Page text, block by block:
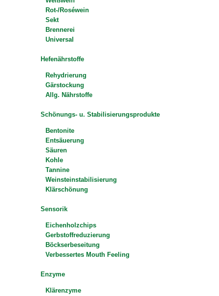
Rot-/Roséwein
Sekt
Brennerei
Universal
Hefenährstoffe
Rehydrierung
Gärstockung
Allg. Nährstoffe
Schönungs- u. Stabilisierungsprodukte
Bentonite
Entsäuerung
Säuren
Kohle
Tannine
Weinsteinstabilisierung
Klärschönung
Sensorik
Eichenholzchips
Gerbstoffreduzierung
Böckserbeseitung
Verbessertes Mouth Feeling
Enzyme
Klärenzyme